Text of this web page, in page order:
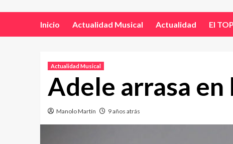
Inicio Actualidad Musical Actualidad El
Actualidad Musical
Adele arrasa en
Manolo Martín 9 años atrás